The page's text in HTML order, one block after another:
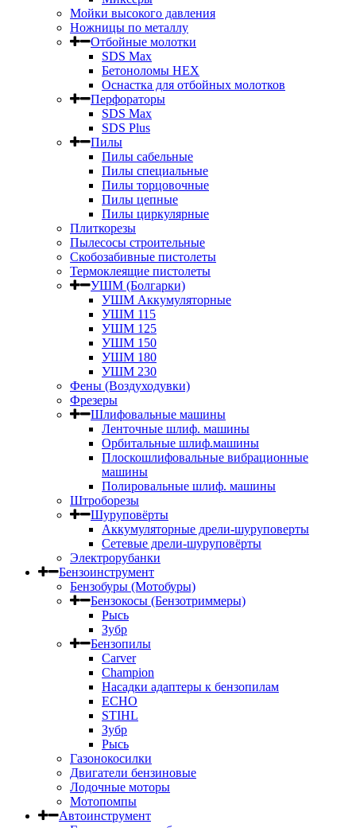
Мойки высокого давления
Ножницы по металлу
Отбойные молотки
SDS Max
Бетоноломы HEX
Оснастка для отбойных молотков
Перфораторы
SDS Max
SDS Plus
Пилы
Пилы сабельные
Пилы специальные
Пилы торцовочные
Пилы цепные
Пилы циркулярные
Плиткорезы
Пылесосы строительные
Скобозабивные пистолеты
Термоклеящие пистолеты
УШМ (Болгарки)
УШМ Аккумуляторные
УШМ 115
УШМ 125
УШМ 150
УШМ 180
УШМ 230
Фены (Воздуходувки)
Фрезеры
Шлифовальные машины
Ленточные шлиф. машины
Орбитальные шлиф.машины
Плоскошлифовальные вибрационные
машины
Полировальные шлиф. машины
Штроборезы
Шуруповёрты
Аккумуляторные дрели-шуруповерты
Сетевые дрели-шуруповёрты
Электрорубанки
Бензоинструмент
Бензобуры (Мотобуры)
Бензокосы (Бензотриммеры)
Рысь
Зубр
Бензопилы
Carver
Champion
Насадки адаптеры к бензопилам
ECHO
STIHL
Зубр
Рысь
Газонокосилки
Двигатели бензиновые
Лодочные моторы
Мотопомпы
Автоинструмент